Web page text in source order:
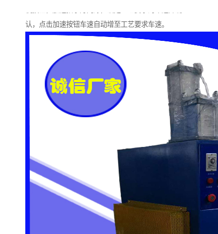
认，点击加速按钮车速自动增至工艺要求车速。